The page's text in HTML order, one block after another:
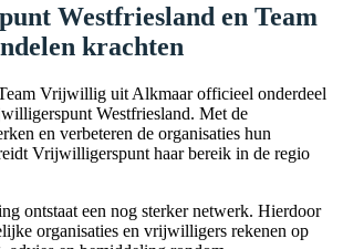
Westfriesland en Team
krachten
Vrijwillig uit Alkmaar officieel onderdeel
Westfriesland. Met de
en verbeteren de organisaties hun
Vrijwilligerspunt haar bereik in de regio
ontstaat een nog sterker netwerk. Hierdoor
organisaties en vrijwilligers rekenen op